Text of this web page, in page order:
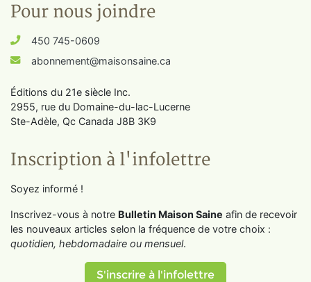
Pour nous joindre
450 745-0609
abonnement@maisonsaine.ca
Éditions du 21e siècle Inc.
2955, rue du Domaine-du-lac-Lucerne
Ste-Adèle, Qc Canada J8B 3K9
Inscription à l'infolettre
Soyez informé !
Inscrivez-vous à notre Bulletin Maison Saine afin de recevoir
les nouveaux articles selon la fréquence de votre choix :
quotidien, hebdomadaire ou mensuel.
S'inscrire à l'infolettre